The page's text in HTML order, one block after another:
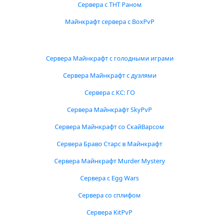
Сервера с ТНТ Раном
Майнкрафт сервера с BoxPvP
Сервера Майнкрафт с голодными играми
Сервера Майнкрафт с дуэлями
Сервера с КС: ГО
Сервера Майнкрафт SkyPvP
Сервера Майнкрафт со СкайВарсом
Сервера Браво Старс в Майнкрафт
Сервера Майнкрафт Murder Mystery
Сервера с Egg Wars
Сервера со сплифом
Сервера KitPvP